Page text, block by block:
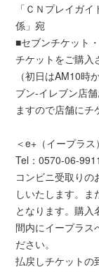
「ＣＮプレイガ
係」宛
■セブンチケット
チケットをご購入
（初日はAM10時
ブン-イレブン店
ますので店舗にチ
＜e+（イープラス
Tel：0570-06-
コンビニ受取りの
しいたします。
となります。購入
間内にイープラス
ださい。
払戻しチケットの